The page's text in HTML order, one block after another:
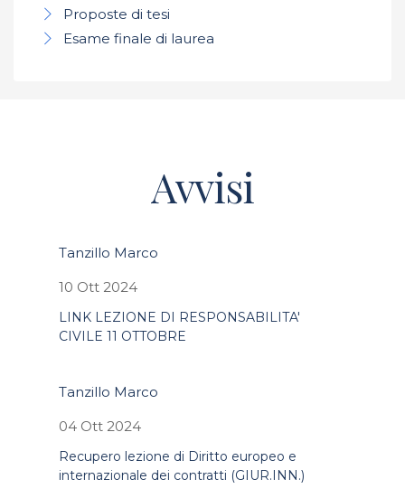
Proposte di tesi
Esame finale di laurea
Avvisi
Tanzillo Marco
10 Ott 2024
LINK LEZIONE DI RESPONSABILITA'
CIVILE 11 OTTOBRE
Tanzillo Marco
04 Ott 2024
Recupero lezione di Diritto europeo e
internazionale dei contratti (GIUR.INN.)